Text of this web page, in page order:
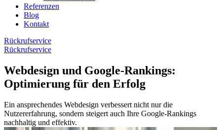
Referenzen
Blog
Kontakt
Rückrufservice
Rückrufservice
Webdesign und Google-Rankings:
Optimierung für den Erfolg
Ein ansprechendes Webdesign verbessert nicht nur die
Nutzererfahrung, sondern steigert auch Ihre Google-Rankings
nachhaltig und effektiv.